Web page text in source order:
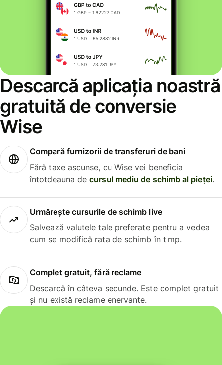
Descarcă aplicația noastră
gratuită de conversie
Wise
Compară furnizorii de transferuri de bani
Fără taxe ascunse, cu Wise vei beneficia
întotdeauna decursul mediu de schimb al pieței.
Urmărește cursurile de schimb live
Salvează valutele tale preferate pentru a vedea
cum se modifică rata de schimb în timp.
Complet gratuit, fără reclame
Descarcă în câteva secunde. Este complet gratuit
și nu există reclame enervante.